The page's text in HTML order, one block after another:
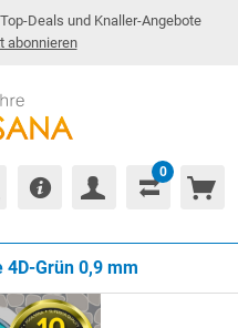
Deals und Knaller-Angebote
abonnieren
0
4D-Grün 0,9 mm